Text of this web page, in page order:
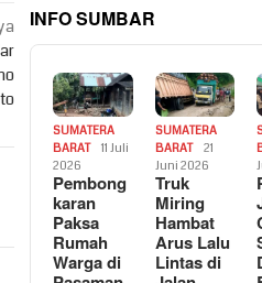
INFO SUMBAR
SUMATERA
BARAT
11 Juli
2026
Pembong
karan
Paksa
Rumah
Warga di
SUMATERA
BARAT
21
Juni 2026
Truk
Miring
Hambat
Arus Lalu
Lintas di